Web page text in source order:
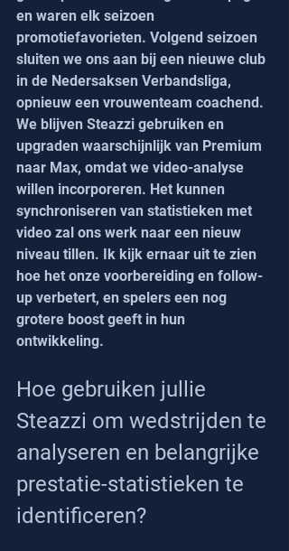
en waren elk seizoen
promotiefavorieten. Volgend seizoen
sluiten we ons aan bij een nieuwe club
in de Nedersaksen Verbandsliga,
opnieuw een vrouwenteam coachend.
We blijven Steazzi gebruiken en
upgraden waarschijnlijk van Premium
naar Max, omdat we video-analyse
willen incorporeren. Het kunnen
synchroniseren van statistieken met
video zal ons werk naar een nieuw
niveau tillen. Ik kijk ernaar uit te zien
hoe het onze voorbereiding en follow-
up verbetert, en spelers een nog
grotere boost geeft in hun
ontwikkeling.
Hoe gebruiken jullie
Steazzi om wedstrijden te
analyseren en belangrijke
prestatie-statistieken te
identificeren?